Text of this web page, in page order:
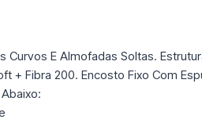
Curvos E Almofadas Soltas.
+ Fibra 200. Encosto Fixo Com